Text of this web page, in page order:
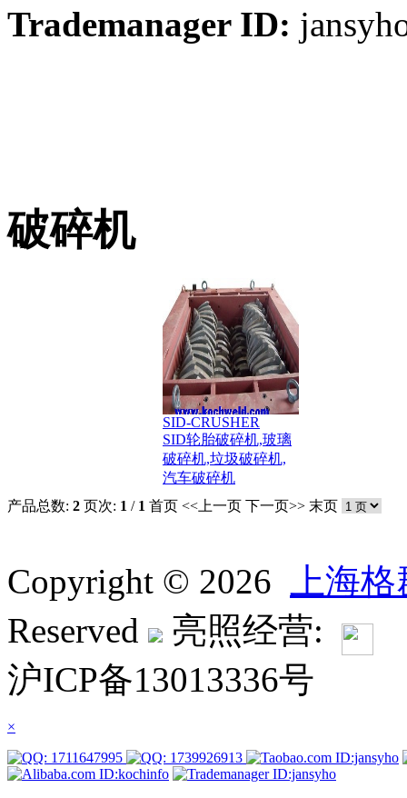
Trademanager ID:
破碎机
SID-CRUSHER
SID轮胎破碎机,玻璃
破碎机,垃圾破碎机,
汽车破碎机
产品总数: 2 页次: 1 / 1 首页 <<上一页 下一页>> 末页
Copyright © 2026
上海
Reserved
亮照经营:
沪ICP备13013336号
×